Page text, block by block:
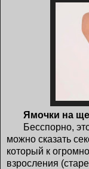
Ямочки на
Бесспорно, это
можно сказать
который к
взросления